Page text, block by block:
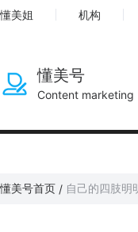
懂美姐 机构
懂美号
Content marketing
懂美号首页 / 自己的四肢明